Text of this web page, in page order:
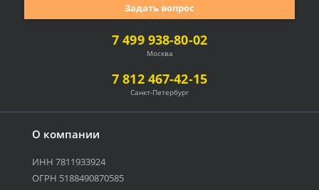
О компании
ИНН 7811933924
ОГРН 5188490870585
7 499 938-80-02
Москва
7 812 467-42-15
Санкт-Петербург
Задать вопрос